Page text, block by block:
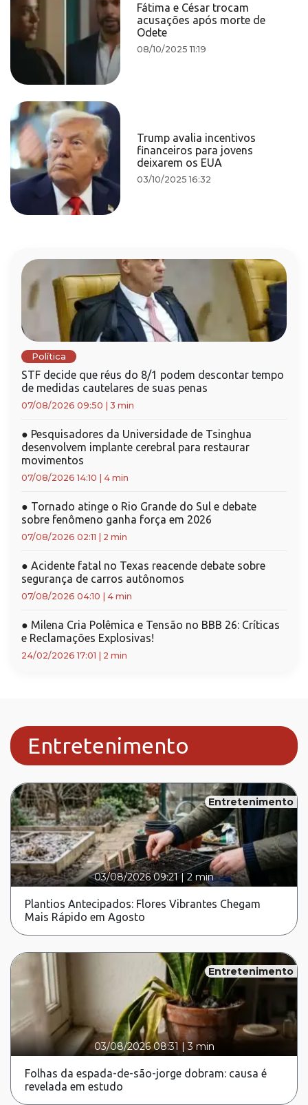
Fátima e César trocam
acusações após morte de
Odete
08/10/2025 11:19
Trump avalia incentivos
financeiros para jovens
deixarem os EUA
03/10/2025 16:32
Política
STF decide que réus do 8/1 podem descontar tempo
de medidas cautelares de suas penas
07/08/2026 09:50 3 min
● Pesquisadores da Universidade de Tsinghua
desenvolvem implante cerebral para restaurar
movimentos
07/08/2026 14:10 4 min
● Tornado atinge o Rio Grande do Sul e debate
sobre fenômeno ganha força em 2026
07/08/2026 02:11 2 min
● Acidente fatal no Texas reacende debate sobre
segurança de carros autônomos
07/08/2026 04:10 4 min
● Milena Cria Polêmica e Tensão no BBB 26: Críticas
e Reclamações Explosivas!
24/02/2026 17:01 2 min
Entretenimento
Entretenimento
03/08/2026 09:21|2 min
Plantios Antecipados: Flores Vibrantes Chegam
Mais Rápido em Agosto
Entretenimento
03/08/2026 08:31 |3 min
Folhas da espada-de-são-jorge dobram: causa é
revelada em estudo